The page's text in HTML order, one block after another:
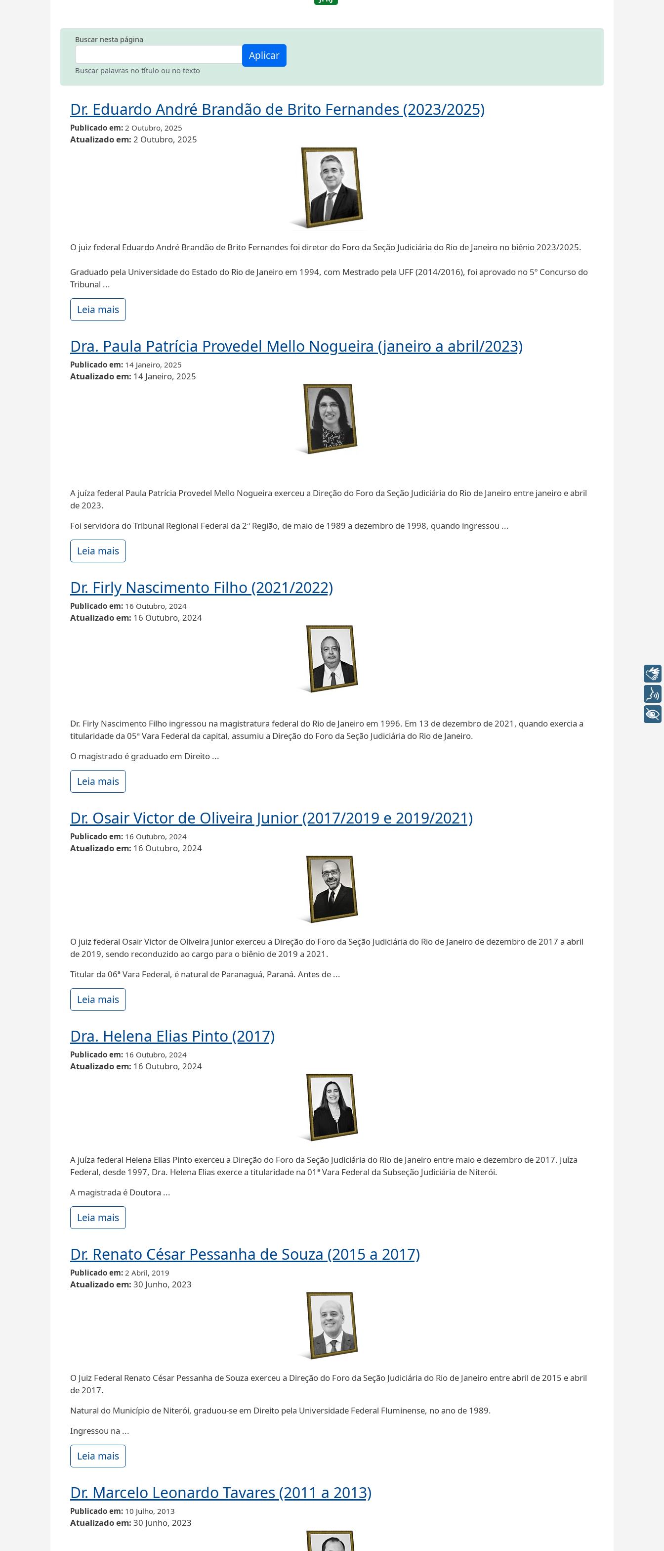
Buscar nesta página
Buscar palavras no título ou no texto
Aplicar
Dr. Eduardo André Brandão de Brito Fernandes (2023/2025)
Publicado em 2 Outubro, 2025
Atualizado em 2 Outubro, 2025
O juiz federal Eduardo André Brandão de Brito Fernandes foi diretor do Foro da Seção Judiciária do Rio de Janeiro no biênio 2023/2025.
Graduado pela Universidade do Estado do Rio de Janeiro em 1994, com Mestrado pela UFF (2014/2016​), foi aprovado no 5º Concurso do
Tribunal ...
Leia mais
Dra. Paula Patrícia Provedel Mello Nogueira (janeiro a abril/2023)
Publicado em 14 Janeiro, 2025
Atualizado em 14 Janeiro, 2025
A juíza federal Paula Patrícia Provedel Mello Nogueira exerceu a Direção do Foro da Seção Judiciária do Rio de Janeiro entre janeiro e abril
de 2023.
Foi servidora do Tribunal Regional Federal da 2ª Região, de maio de 1989 a dezembro de 1998, quando ingressou ...
Leia mais
Dr. Firly Nascimento Filho (2021/2022)
Publicado em 16 Outubro, 2024
Atualizado em 16 Outubro, 2024
Dr. Firly Nascimento Filho ingressou na magistratura federal do Rio de Janeiro em 1996. Em 13 de dezembro de 2021, quando exercia a
titularidade da 05ª Vara Federal da capital, assumiu a Direção do Foro da Seção Judiciária do Rio de Janeiro.
O magistrado é graduado em Direito ...
Leia mais
Dr. Osair Victor de Oliveira Junior (2017/2019 e 2019/2021)
Publicado em 16 Outubro, 2024
Atualizado em 16 Outubro, 2024
O juiz federal Osair Victor de Oliveira Junior exerceu a Direção do Foro da Seção Judiciária do Rio de Janeiro de dezembro de 2017 a abril
de 2019, sendo reconduzido ao cargo para o biênio de 2019 a 2021.
Titular da 06ª Vara Federal, é natural de Paranaguá, Paraná. Antes de ...
Leia mais
Dra. Helena Elias Pinto (2017)
Publicado em 16 Outubro, 2024
Atualizado em 16 Outubro, 2024
A juíza federal Helena Elias Pinto exerceu a Direção do Foro da Seção Judiciária do Rio de Janeiro entre maio e dezembro de 2017. Juíza
Federal, desde 1997, Dra. Helena Elias exerce a titularidade na 01ª Vara Federal da Subseção Judiciária de Niterói.
A magistrada é Doutora ...
Leia mais
Dr. Renato César Pessanha de Souza (2015 a 2017)
Publicado em 2 Abril, 2019
Atualizado em 30 Junho, 2023
O Juiz Federal Renato César Pessanha de Souza exerceu a Direção do Foro da Seção Judiciária do Rio de Janeiro entre abril de 2015 e abril
de 2017.
Natural do Município de Niterói, graduou-se em Direito pela Universidade Federal Fluminense, no ano de 1989.
Ingressou na ...
Leia mais
Dr. Marcelo Leonardo Tavares (2011 a 2013)
Publicado em 10 Julho, 2013
Atualizado em 30 Junho, 2023